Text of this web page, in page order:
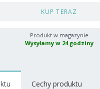
KUP TERAZ
Produkt w magazynie
Wysyłamy w 24 godziny
Cechy produktu